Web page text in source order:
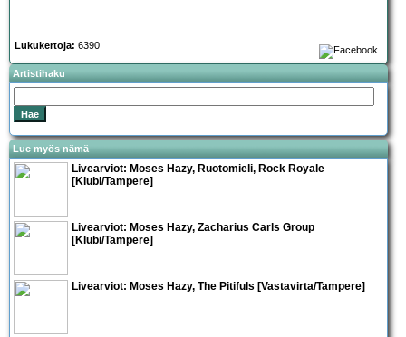
Lukukertoja: 6390
Artistihaku
Lue myös nämä
Livearviot: Moses Hazy, Ruotomieli, Rock Royale
[Klubi/Tampere]
Livearviot: Moses Hazy, Zacharius Carls Group
[Klubi/Tampere]
Livearviot: Moses Hazy, The Pitifuls [Vastavirta/Tampere]